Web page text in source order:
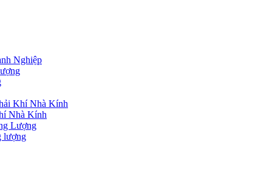
Nghiệp
Khí Nhà Kính
Nhà Kính
Lượng
lượng